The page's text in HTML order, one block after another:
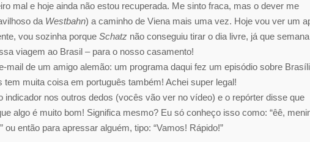
mal e hoje ainda não estou recuperada. Me sinto fraca, mas o dever me
da Westbahn) a caminho de Viena mais uma vez. Hoje vou ver um
vou sozinha porque Schatz não conseguiu tirar o dia livre, já que semana
viagem ao Brasil – para o nosso casamento!
mail de um amigo alemão: um programa daqui fez um episódio sobre
muita coisa em português também! Achei super legal!
indicador nos outros dedos (vocês vão ver no vídeo) e o repórter disse que
algo é muito bom! Significa mesmo? Eu só conheço isso como: “êê,
então para apressar alguém, tipo: “Vamos! Rápido!”